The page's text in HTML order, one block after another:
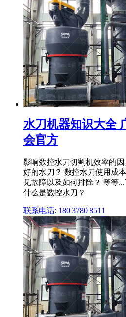
水刀机器知识大全
会官方
影响数控水刀切割机效率的
好的水刀？ 数控水刀使用成
见故障以及如何排除？ 等等
什么是数控水刀？
联系电话: 180 3780 8511